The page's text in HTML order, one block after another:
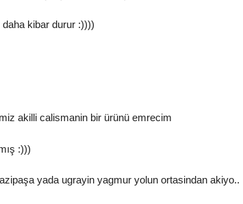
kibar durur :))))
akilli calismanin bir ürünü emrecim
:)))
yada ugrayin yagmur yolun ortasindan akiyo..